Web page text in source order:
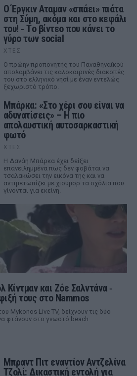
Ο Έργκιν Αταμαν «σπάει» πιάτα
στη Σύμη, ακόμα και στο κεφάλι
του! ‑ Tο βίντεο που κάνει το
γύρο των social
ΧΤΕΣ
Ο πρώην προπονητής του Παναθηναϊκού
απολαμβάνει τις καλοκαιρινές διακοπές
του στο ελληνικό νησί με έναν εντελώς
ξεχωριστό τρόπο.
Μπάρκα: «Στο χέρι σου είναι να
αδυνατίσεις» – Η πιο
απολαυστική αυτοσαρκαστική
φωτό
ΧΤΕΣ
Η Δανάη Μπάρκα έχει δείξει
επανειλημμένα πως δεν φοβάται να
τσαλακώσει την εικόνα της και να
αντιμετωπίζει με χιούμορ τα σχόλια που
γίνονται για εκείνη.
Κίντμαν και Ζόε Σαλντάνα ‑
τους στο Nammos
Mykonos Live TV, δείχνουν τις δύο
φτάνουν στο γνωστό beach
Μπραντ Πιτ εναντίον Αντζελίνα
Τζολί: Δικαστική εντολή για